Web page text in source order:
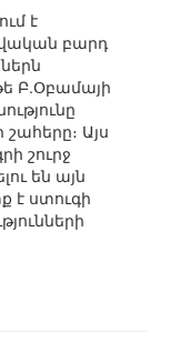
է
բարդ
Բ.Օբամայի
Այս
շուրջ
են այն
է ստուգի